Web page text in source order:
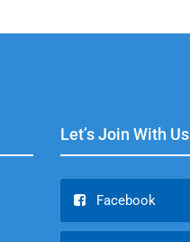
Let’s Join With Us
Facebook